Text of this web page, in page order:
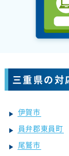
三重県の対
伊賀市
員弁郡東員町
尾鷲市